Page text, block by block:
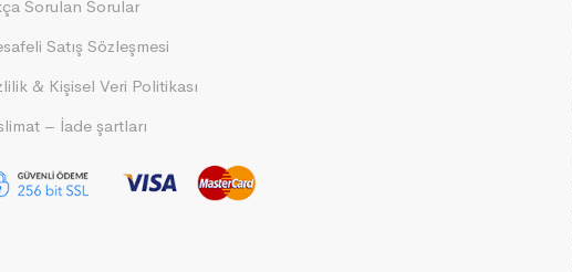
Sorulan Sorular
Satış Sözleşmesi
& Kişisel Veri Politikası
– İade şartları